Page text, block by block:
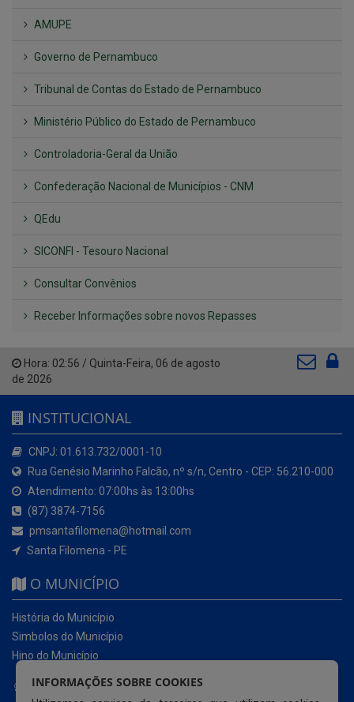
AMUPE
Governo de Pernambuco
Tribunal de Contas do Estado de Pernambuco
Ministério Público do Estado de Pernambuco
Controladoria-Geral da União
Confederação Nacional de Municípios - CNM
QEdu
SICONFI - Tesouro Nacional
Consultar Convênios
Receber Informações sobre novos Repasses
Hora: 02:56 / Quinta-Feira, 06 de agosto
de 2026
INSTITUCIONAL
CNPJ: 01.613.732/0001-10
Rua Genésio Marinho Falcão, nº s/n, Centro - CEP: 56.210-000
Atendimento: 07:00hs às 13:00hs
(87) 3874-7156
pmsantafilomena@hotmail.com
Santa Filomena - PE
O MUNICÍPIO
História do Município
Simbolos do Município
Hino do Município
NOSSOS SERVIÇOS
INFORMAÇÕES SOBRE COOKIES